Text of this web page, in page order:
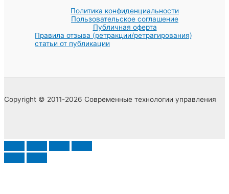
Политика конфиденциальности
Пользовательское соглашение
Публичная оферта
Правила отзыва (ретракции/ретрагирования)
статьи от публикации
Copyright © 2011-2026 Современные технологии управления